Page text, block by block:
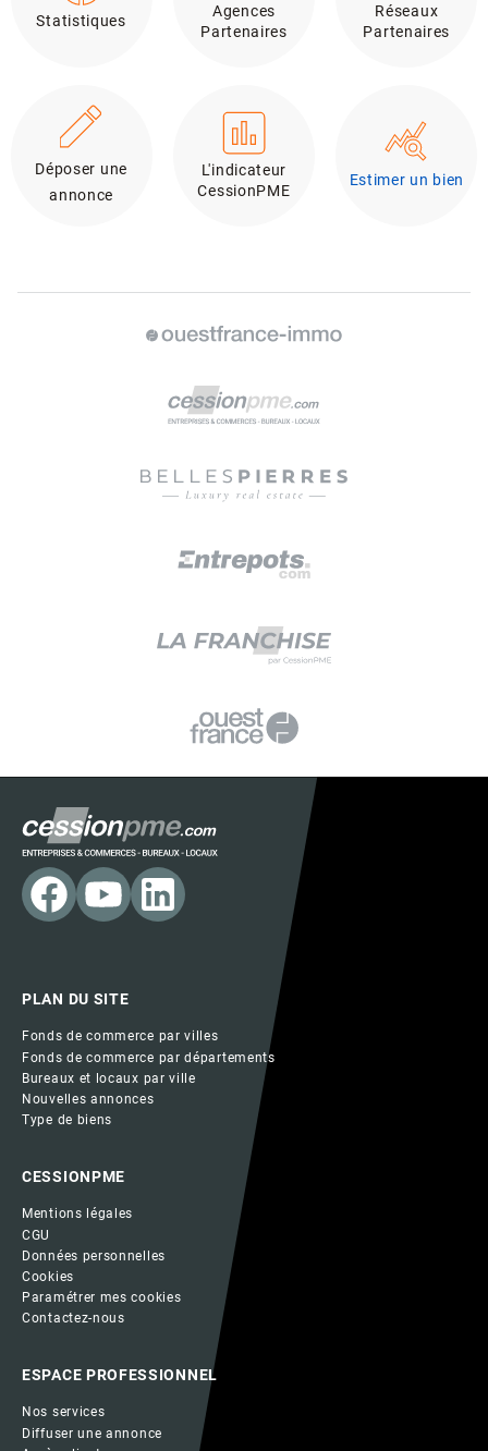
Statistiques
Agences
Partenaires
Réseaux
Partenaires
Déposer une
annonce
L'indicateur
CessionPME
Estimer un bien
PLAN DU SITE
Fonds de commerce par villes
Fonds de commerce par départements
Bureaux et locaux par ville
Nouvelles annonces
Type de biens
CESSIONPME
Mentions légales
CGU
Données personnelles
Cookies
Paramétrer mes cookies
Contactez-nous
ESPACE PROFESSIONNEL
Nos services
Diffuser une annonce